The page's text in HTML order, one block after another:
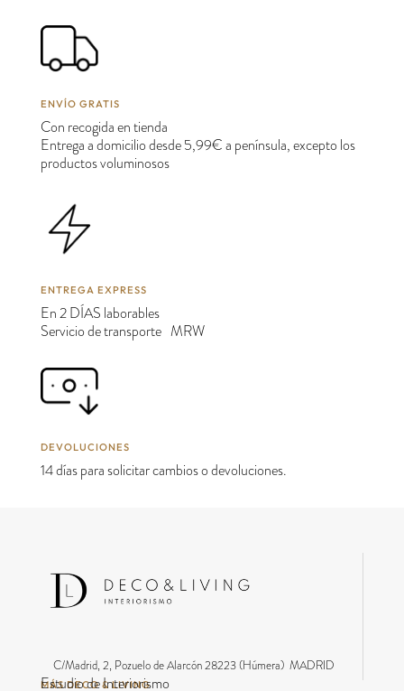
ENVÍO GRATIS
Con recogida en tienda
Entrega a domicilio desde 5,99€ a península, excepto los
productos voluminosos
ENTREGA EXPRESS
En 2 DÍAS laborables
Servicio de transporte MRW
DEVOLUCIONES
14 días para solicitar cambios o devoluciones.
C/Madrid, 2, Pozuelo de Alarcón 28223 (Húmera) MADRID
MÁS DECO & LIVING
Estudio de Interiorismo